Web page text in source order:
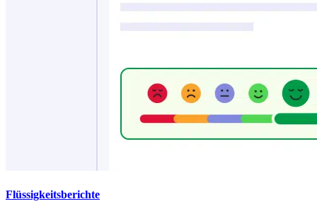
Flüssigkeitsberichte